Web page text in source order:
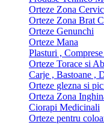
Orteze Zona
Orteze Zona Brat
Orteze Genunchi
Orteze Mana
Plasturi ,
Orteze Torace si
Carje , Bastoane ,
Orteze glezna si
Orteza Zona
Ciorapi Medicinali
Orteze pentru